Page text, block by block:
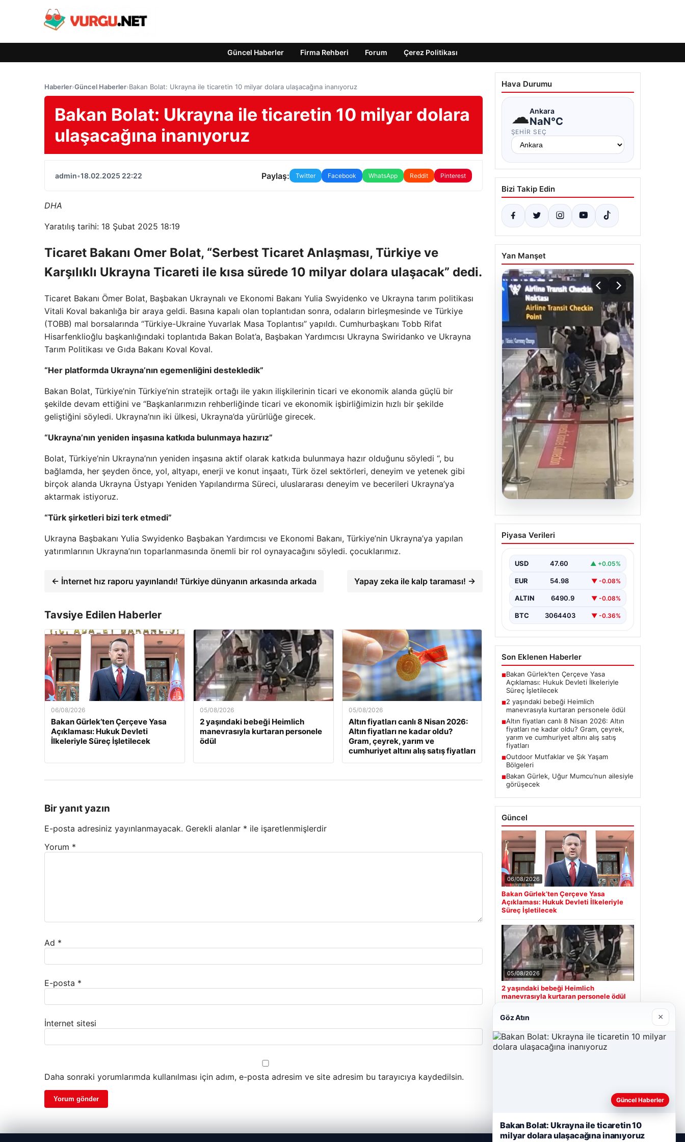
Güncel Haberler Firma Rehberi Forum Çerez Politikası
Haberler›Güncel Haberler›Bakan Bolat: Ukrayna ile ticaretin 10 milyar dolara ulaşacağına inanıyoruz
Bakan Bolat: Ukrayna ile ticaretin 10 milyar dolara
ulaşacağına inanıyoruz
admin•18.02.2025 22:22 Paylaş: Twitter Facebook WhatsApp Reddit Pinterest
DHA
Yaratılış tarihi: 18 Şubat 2025 18:19
Ticaret Bakanı Omer Bolat, “Serbest Ticaret Anlaşması, Türkiye ve
Karşılıklı Ukrayna Ticareti ile kısa sürede 10 milyar dolara ulaşacak” dedi.
Ticaret Bakanı Ömer Bolat, Başbakan Ukraynalı ve Ekonomi Bakanı Yulia Swyidenko ve Ukrayna tarım politikası
Vitali Koval bakanlığa bir araya geldi. Basına kapalı olan toplantıdan sonra, odaların birleşmesinde ve Türkiye
(TOBB) mal borsalarında “Türkiye-Ukraine Yuvarlak Masa Toplantısı” yapıldı. Cumhurbaşkanı Tobb Rifat
Hisarfenklioğlu başkanlığındaki toplantıda Bakan Bolat’a, Başbakan Yardımcısı Ukrayna Swiridanko ve Ukrayna
Tarım Politikası ve Gıda Bakanı Koval Koval.
“Her platformda Ukrayna’nın egemenliğini destekledik”
Bakan Bolat, Türkiye’nin Türkiye’nin stratejik ortağı ile yakın ilişkilerinin ticari ve ekonomik alanda güçlü bir
şekilde devam ettiğini ve “Başkanlarımızın rehberliğinde ticari ve ekonomik işbirliğimizin hızlı bir şekilde
geliştiğini söyledi. Ukrayna’nın iki ülkesi, Ukrayna’da yürürlüğe girecek.
“Ukrayna’nın yeniden inşasına katkıda bulunmaya hazırız”
Bolat, Türkiye’nin Ukrayna’nın yeniden inşasına aktif olarak katkıda bulunmaya hazır olduğunu söyledi “, bu
bağlamda, her şeyden önce, yol, altyapı, enerji ve konut inşaatı, Türk özel sektörleri, deneyim ve yetenek gibi
birçok alanda Ukrayna Üstyapı Yeniden Yapılandırma Süreci, uluslararası deneyim ve becerileri Ukrayna’ya
aktarmak istiyoruz.
“Türk şirketleri bizi terk etmedi”
Ukrayna Başbakanı Yulia Swyidenko Başbakan Yardımcısı ve Ekonomi Bakanı, Türkiye’nin Ukrayna’ya yapılan
yatırımlarının Ukrayna’nın toparlanmasında önemli bir rol oynayacağını söyledi. çocuklarımız.
← İnternet hız raporu yayınlandı! Türkiye dünyanın arkasında arkada Yapay zeka ile kalp taraması! →
Tavsiye Edilen Haberler
06/08/2026
Bakan Gürlek’ten Çerçeve Yasa
Açıklaması: Hukuk Devleti
İlkeleriyle Süreç İşletilecek
05/08/2026
2 yaşındaki bebeği Heimlich
manevrasıyla kurtaran personele
ödül
05/08/2026
Altın fiyatları canlı 8 Nisan 2026:
Altın fiyatları ne kadar oldu?
Gram, çeyrek, yarım ve
cumhuriyet altını alış satış fiyatları
Bir yanıt yazın
E-posta adresiniz yayınlanmayacak. Gerekli alanlar * ile işaretlenmişlerdir
Yorum *
Ad *
E-posta *
İnternet sitesi
Daha sonraki yorumlarımda kullanılması için adım, e-posta adresim ve site adresim bu tarayıcıya kaydedilsin.
Hava Durumu
☁Ankara
NaN°C
ŞEHIR SEÇ
Bizi Takip Edin
Yan Manşet
05.08.2026
2 yaşındaki bebeği
Heimlich manevrasıyla
{ “title”: “Hayati Anıttaki
Heimlich Manevrası ile Kurtaran
Piyasa Verileri
USD 47.60 ▲ +0.05%
EUR 54.98 ▼ -0.08%
ALTIN 6490.9 ▼ -0.08%
BTC 3064403 ▼ -0.36%
Son Eklenen Haberler
■Bakan Gürlek’ten Çerçeve Yasa
Açıklaması: Hukuk Devleti İlkeleriyle
Süreç İşletilecek
■2 yaşındaki bebeği Heimlich
manevrasıyla kurtaran personele ödül
■Altın fiyatları canlı 8 Nisan 2026: Altın
fiyatları ne kadar oldu? Gram, çeyrek,
yarım ve cumhuriyet altını alış satış
fiyatları
■Outdoor Mutfaklar ve Şık Yaşam
Bölgeleri
■Bakan Gürlek, Uğur Mumcu’nun ailesiyle
görüşecek
Güncel
06/08/2026
Bakan Gürlek’ten Çerçeve Yasa
Açıklaması: Hukuk Devleti İlkeleriyle
Süreç İşletilecek
05/08/2026
2 yaşındaki bebeği Heimlich
manevrasıyla kurtaran personele ödül
Son Eklenen Firmalar
Göz Atın ×
Güncel Haberler
Bakan Bolat: Ukrayna ile ticaretin 10
milyar dolara ulaşacağına inanıyoruz